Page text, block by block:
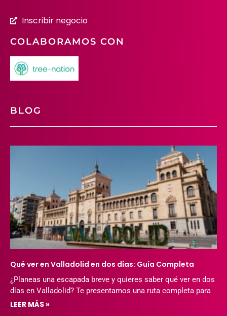
Inscribir negocio
COLABORAMOS CON
BLOG
Qué ver en Valladolid en dos días: Guía Completa
¿Planeas una escapada breve y quieres saber qué ver en dos
días en Valladolid? Te presentamos una ruta completa para
LEER MÁS »